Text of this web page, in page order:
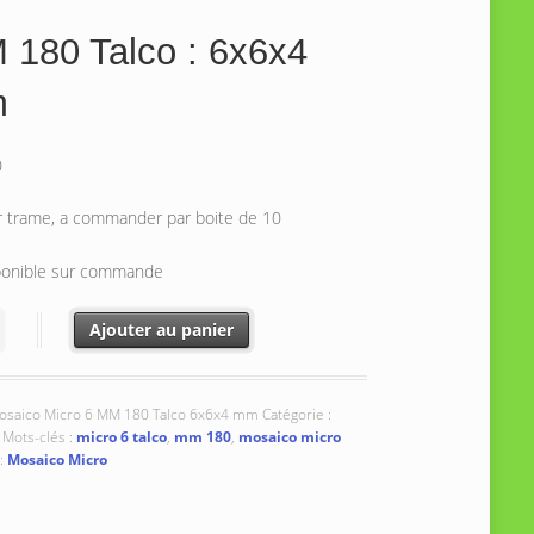
180 Talco : 6x6x4
trame, a commander par boite de 10
sur commande
de MM 180 Talco : 6x6x4 mm
Ajouter au panier
Micro 6 MM 180 Talco 6x6x4 mm Catégorie :
Mots-clés : micro 6 talco, mm 180, mosaico micro
Mosaico Micro